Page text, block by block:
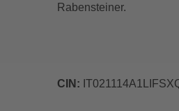
Rabensteiner.
CIN: